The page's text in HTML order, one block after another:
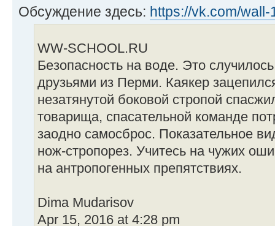
Обсуждение здесь: https://vk.com/
WW-SCHOOL.RU
Безопасность на воде. Это
друзьями из Перми. Каякер
незатянутой боковой стропой
товарища, спасательной команде
заодно самосброс. Показательное
нож-стропорез. Учитесь на чужих
на антропогенных препятствиях.
Dima Mudarisov
Apr 15, 2016 at 4:28 pm